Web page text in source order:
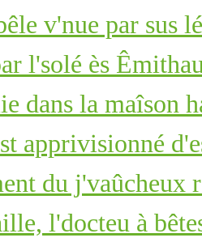
v'nue par sus
l'solé ès
dans la maîson
apprivisionné
du j'vaûcheux
l'docteu à